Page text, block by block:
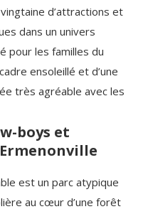
d’attractions et
dans un univers
pour les familles du
ensoleillé et d’une
très agréable avec les
boys et
est un parc atypique
au cœur d’une forêt